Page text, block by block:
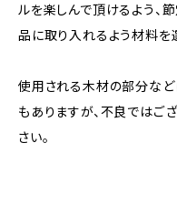
ルを楽しんで頂けるよう、
品に取り入れるよう材料を
使用される木材の部分など
もありますが、不良ではご
さい。